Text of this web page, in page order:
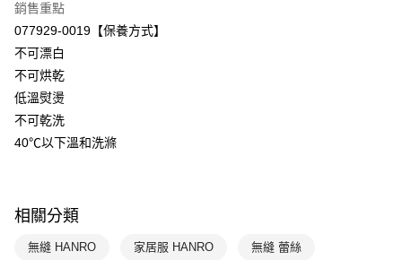
台新國際商業銀行
台灣樂天信用卡公司
ATM付款
運送方式
付款後全家取貨$888免運-以PackAge+配客嘉循環箱包裝寄出
每筆NT$90，滿NT$888(含以上)免運費
付款後萊爾富取貨
每筆NT$90，滿NT$1,000(含以上)免運費
宅配
銷售重點
077929-0019【保養方式】
不可漂白
不可烘乾
低溫熨燙
不可乾洗
40℃以下溫和洗滌
相關分類
無縫 HANRO 家居服 HANRO 無縫 蕾絲